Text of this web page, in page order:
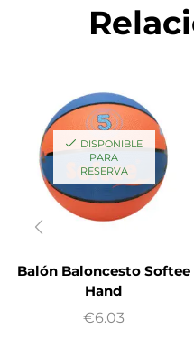
DISPONIBLE
PARA
RESERVA
Balón Baloncesto Softee
Hand
€6.03